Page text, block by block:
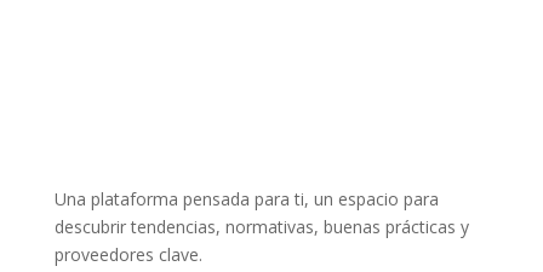
Una plataforma pensada para ti, un espacio para
descubrir tendencias, normativas, buenas prácticas y
proveedores clave.